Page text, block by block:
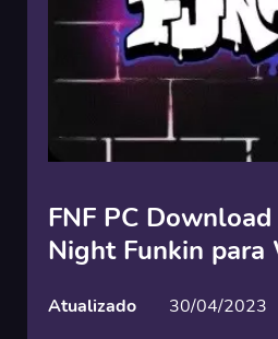
FNF PC
Night Funkin para
Atualizado
30/04/2023